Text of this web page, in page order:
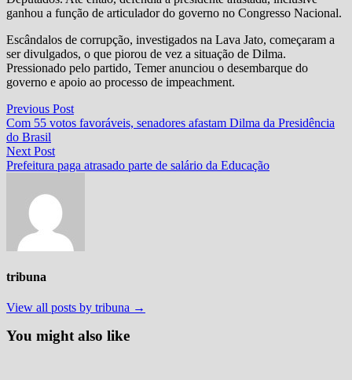
ganhou a função de articulador do governo no Congresso Nacional.
Escândalos de corrupção, investigados na Lava Jato, começaram a
ser divulgados, o que piorou de vez a situação de Dilma.
Pressionado pelo partido, Temer anunciou o desembarque do
governo e apoio ao processo de impeachment.
Navegação
de
Post
Previous PostPrevious
post:
Com 55 votos favoráveis, senadores afastam Dilma da Presidência
do Brasil
Next PostNext
post:
Prefeitura paga atrasado parte de salário da Educação
tribuna
View all posts by tribuna →
You might also like